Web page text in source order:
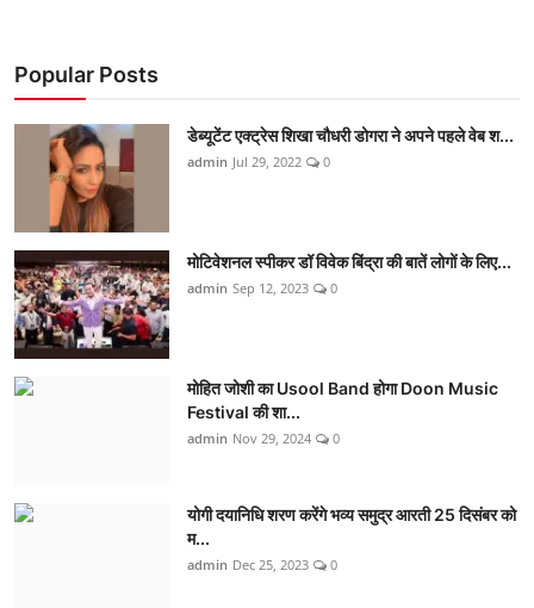
Popular Posts
डेब्यूटेंट एक्ट्रेस शिखा चौधरी डोगरा ने अपने पहले वेब श...
admin Jul 29, 2022 0
मोटिवेशनल स्पीकर डॉ विवेक बिंद्रा की बातें लोगों के लिए...
admin Sep 12, 2023 0
मोहित जोशी का Usool Band होगा Doon Music
Festival की शा...
admin Nov 29, 2024 0
योगी दयानिधि शरण करेंगे भव्य समुद्र आरती 25 दिसंबर को
म...
admin Dec 25, 2023 0